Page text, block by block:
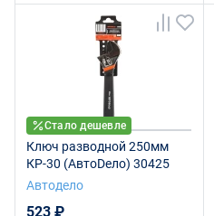
Стало дешевле
Ключ разводной 250мм
КР-30 (АвтоDело) 30425
Автодело
523 ₽